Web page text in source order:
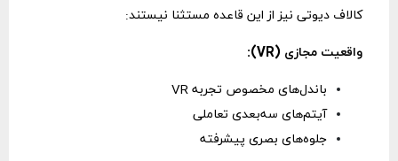
کالاف دیوتی نیز از این قاعده مستثنا نیستند:
واقعیت مجازی (VR):
باندل‌های مخصوص تجربه VR
آیتم‌های سه‌بعدی تعاملی
جلوه‌های بصری پیشرفته